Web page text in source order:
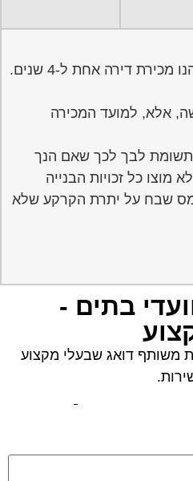
המבחן לפטור ממס שבח הנו מכירת דירה אחת ל-4 שנים.
אלא, למועד המכירה
תשומת לבך לכך שאם הנך
כל זכויות הבנייה
שבח על יתרת הקרקע שלא
בתים -
משותף דואג שבעלי מקצוע
הודעת ווצאפ